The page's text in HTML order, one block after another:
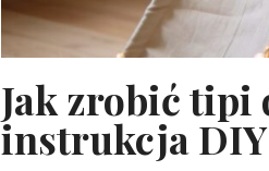
Jak zrobić tipi
instrukcja